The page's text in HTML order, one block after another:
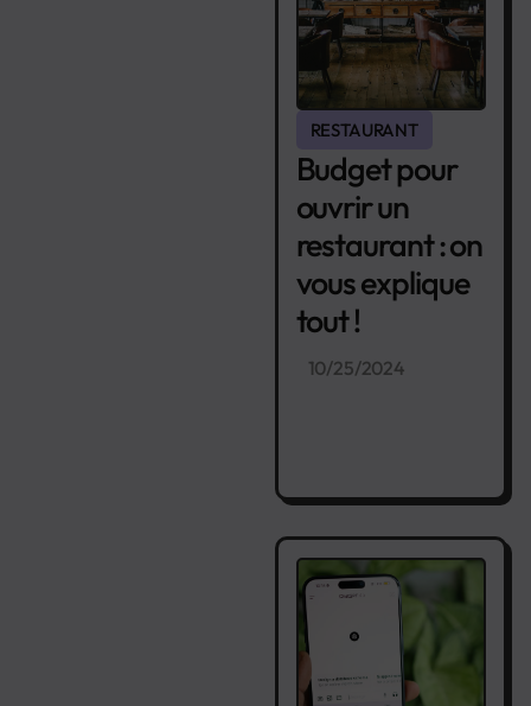
RESTAURANT
Budget pour
ouvrir un
restaurant : on
vous explique
tout !
10/25/2024